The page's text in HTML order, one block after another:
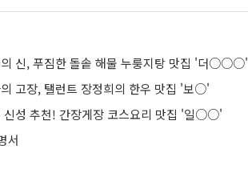
의 신, 푸짐한 돌솥 해물 누룽지탕 맛집 '더○○○'
고장, 탤런트 장정희의 한우 맛집 '보○'
신성 추천! 간장게장 코스요리 맛집 '일○○'
서